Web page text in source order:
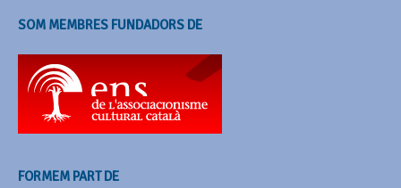
SOM MEMBRES FUNDADORS DE
FORMEM PART DE